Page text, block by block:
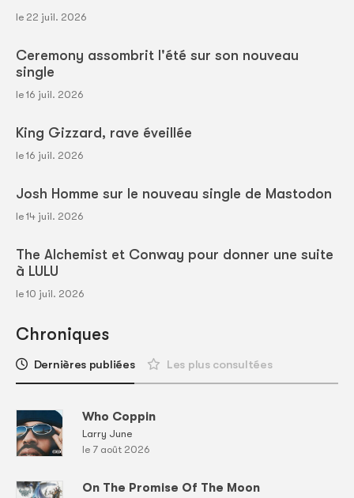
le 22 juil. 2026
Ceremony assombrit l'été sur son nouveau
single
le 16 juil. 2026
King Gizzard, rave éveillée
le 16 juil. 2026
Josh Homme sur le nouveau single de Mastodon
le 14 juil. 2026
The Alchemist et Conway pour donner une suite
à LULU
le 10 juil. 2026
Chroniques
Dernières publiées Les plus consultées
Who Coppin
Larry June
le 7 août 2026
On The Promise Of The Moon